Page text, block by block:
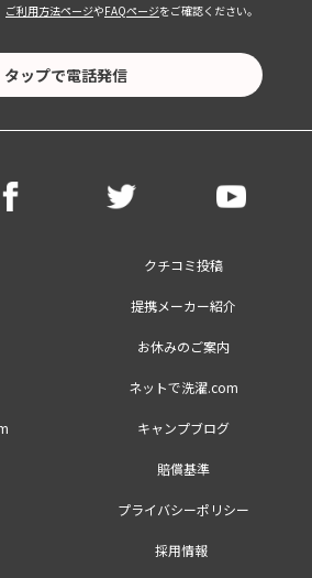
ご利用方法ページやFAQページをご確認ください。
タップで電話発信
クチコミ投稿
提携メーカー紹介
お休みのご案内
ネットで洗濯.com
キャンプブログ
賠償基準
プライバシーポリシー
採用情報